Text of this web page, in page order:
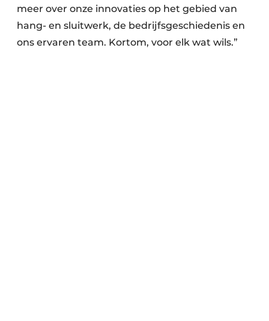
meer over onze innovaties op het gebied van
hang- en sluitwerk, de bedrijfsgeschiedenis en
ons ervaren team. Kortom, voor elk wat wils.”